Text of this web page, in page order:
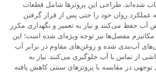
شده‌اند. طراحی این پروتزها شامل قطعات
روان خود را حتی پس از قرار گرفتن
حفظ می‌کنند و نیاز به تعمیر و نگهداری مکرر
مفصل‌ها نیز توجه ویژه‌ای شده است؛ این
آب‌بندی شده و روغن‌های مقاوم در برابر آب
از تماس با آب جلوگیری می‌کنند. نیاز به
توجهی در مقایسه با پروتزهای سنتی کاهش یافته